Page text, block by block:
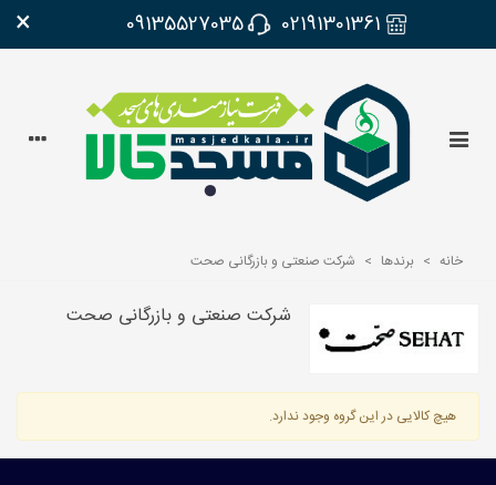
02191301361
09135527035
×
خانه > برندها > شرکت صنعتی و بازرگانی صحت
شرکت صنعتی و بازرگانی صحت
هیچ کالایی در این گروه وجود ندارد.